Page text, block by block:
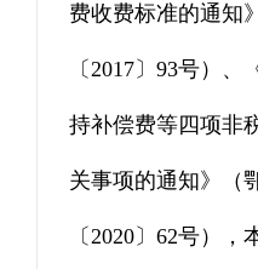
费收费标准的通知
〔 2017 〕 93号）、
持补偿费等四项非
关事项的通知》（
〔 2020 〕 62号），